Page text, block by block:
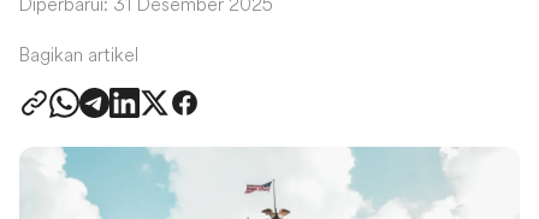
Bagikan artikel